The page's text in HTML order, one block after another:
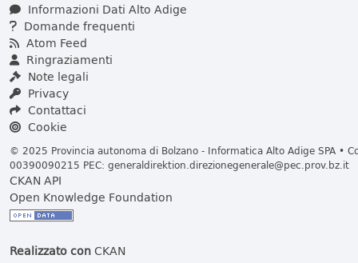
Informazioni Dati Alto Adige
Domande frequenti
Atom Feed
Ringraziamenti
Note legali
Privacy
Contattaci
Cookie
© 2025 Provincia autonoma di Bolzano - Informatica Alto Adige SPA •
00390090215 PEC: generaldirektion.direzionegenerale@pec.prov.bz.it
CKAN API
Open Knowledge Foundation
Realizzato conCKAN